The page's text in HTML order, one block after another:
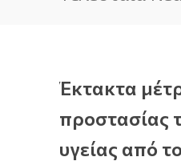
Έκτακτα
προστασίας
υγείας από